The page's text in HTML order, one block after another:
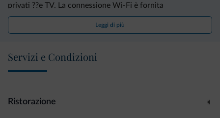
privati ??e TV. La connessione Wi-Fi è fornita
gratuitamente in tutto l'edificio.
vicinanze è presente un parco giochi. Potrete inoltre
noleggiare gli zaini da trekking e le attrezzature da nordic
Leggi di più
Servizi e Condizioni
Ristorazione